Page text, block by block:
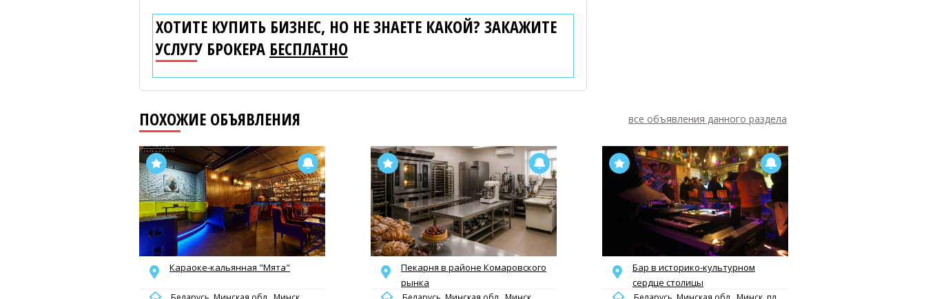
ХОТИТЕ КУПИТЬ БИЗНЕС, НО НЕ ЗНАЕТЕ КАКОЙ? ЗАКАЖИТЕ
УСЛУГУ БРОКЕРА БЕСПЛАТНО
ПОХОЖИЕ ОБЪЯВЛЕНИЯ все объявления данного раздела
Караоке-кальянная "Мята"
Пекарня в районе Комаровского
рынка
Бар в историко-культурном
сердце столицы